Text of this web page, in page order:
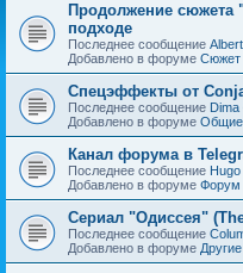
Продолжение сюжета
подходе
Последнее сообщение
Добавлено в форуме Сюжет
Спецэффекты от
Последнее сообщение Dima
Добавлено в форуме Общие
Канал форума в
Последнее сообщение
Добавлено в форуме Форум
Сериал "Одиссея"
Последнее сообщение
Добавлено в форуме